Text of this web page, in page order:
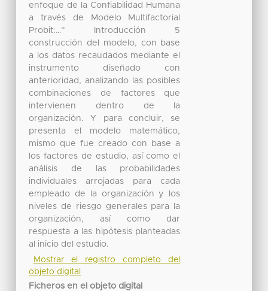
enfoque de la Confiabilidad Humana
a través de Modelo Multifactorial
Probit:…” Introducción 5
construcción del modelo, con base
a los datos recaudados mediante el
instrumento diseñado con
anterioridad, analizando las posibles
combinaciones de factores que
intervienen dentro de la
organización. Y para concluir, se
presenta el modelo matemático,
mismo que fue creado con base a
los factores de estudio, así como el
análisis de las probabilidades
individuales arrojadas para cada
empleado de la organización y los
niveles de riesgo generales para la
organización, así como dar
respuesta a las hipótesis planteadas
al inicio del estudio.
Mostrar el registro completo del
objeto digital
Ficheros en el objeto digital